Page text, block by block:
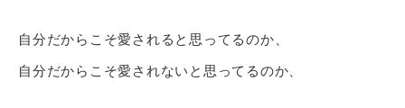
自分だからこそ愛されると思ってるのか、
自分だからこそ愛されないと思ってるのか、